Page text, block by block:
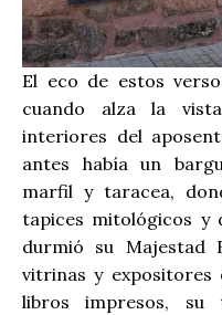
El eco de estos
cuando alza la
interiores del
antes había un
marfil y taracea,
tapices mitológicos y
durmió su Majestad
vitrinas y expositores
libros impresos, su